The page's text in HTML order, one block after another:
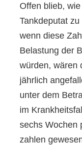
Offen blieb,
Tankdeputat
wenn diese
Belastung der
würden, wären
jährlich
unter dem
im
sechs Wochen
zahlen